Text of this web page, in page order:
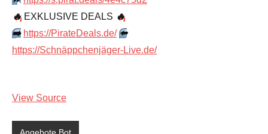
🔥 EXKLUSIVE DEALS 🔥
➡️ https://PirateDeals.de/ ⬅️
https://Schnäppchenjäger-Live.de/
View Source
Angebote Bot